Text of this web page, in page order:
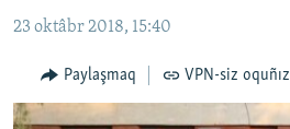
Qıdıruvğa
MEDENİYET
İNSAN AQLARI
VİDEO
23 oktâbr 2018, 15:40
Paylaşmaq VPN-siz oquñız